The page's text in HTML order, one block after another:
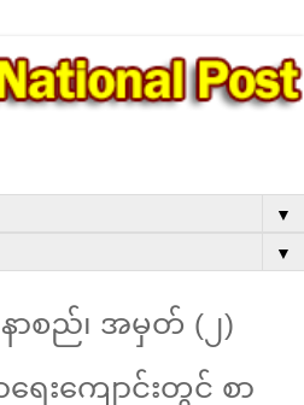
▼
▼
စည်၊ အမှတ် (၂)
ေးကျောင်းတွင် စာ